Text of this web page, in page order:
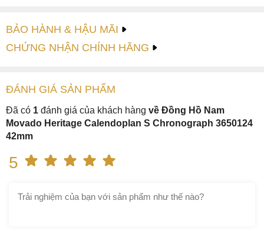
BẢO HÀNH & HẬU MÃI
CHỨNG NHẬN CHÍNH HÃNG
ĐÁNH GIÁ SẢN PHẤM
Đã có 1 đánh giá của khách hàng về Đồng Hồ Nam
Movado Heritage Calendoplan S Chronograph 3650124
42mm
5